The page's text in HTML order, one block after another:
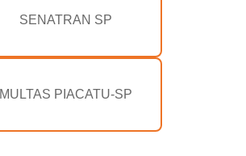
SENATRAN SP
MULTAS PIACATU-SP